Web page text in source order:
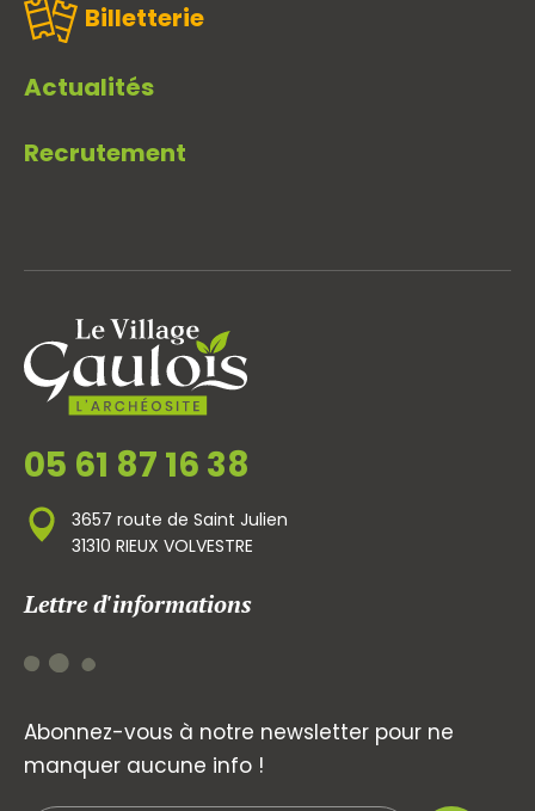
Billetterie
Actualités
Recrutement
05 61 87 16 38
3657 route de Saint Julien
31310 RIEUX VOLVESTRE
Lettre d'informations
Abonnez-vous à notre newsletter pour ne
manquer aucune info !